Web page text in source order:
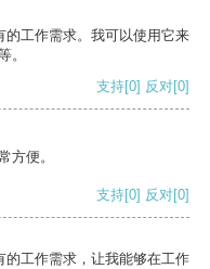
的工作需求。我可以使用它来
。
支持[0] 反对[0]
方便。
支持[0] 反对[0]
的工作需求，让我能够在工作